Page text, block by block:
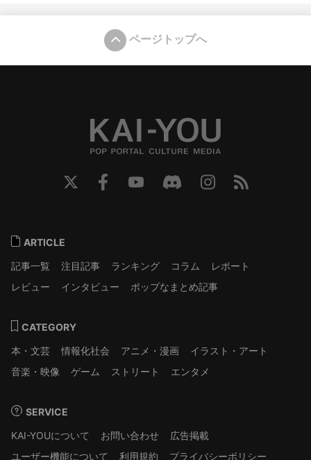
ページトップへ
ARTICLE
記事一覧
注目記事 ランキング コラム
レポート
レビュー
インタビュー ポップなまとめ記事
CATEGORY
本・文芸
情報化社会 アニメ・漫画
イラスト・アート
音楽・映像
ゲーム ストリート エンタメ
SERVICE
KAI-YOUについて
お問い合わせ
広告掲載
ユーザー機能について
利用規約 プライバシーポリシー